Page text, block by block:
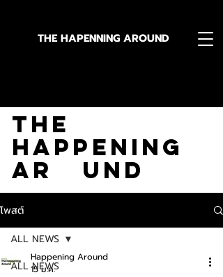
THE HAPENNING AROUND
The
Happening
Ar und
โพสต์
ALL NEWS
ALL NEWS
Happening Around
15 ม.ค.